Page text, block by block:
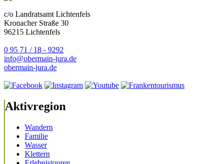
c/o Landratsamt Lichtenfels
Kronacher Straße 30
96215 Lichtenfels
0 95 71 / 18 - 9292
info@obermain-jura.de
obermain-jura.de
Aktivregion
Wandern
Familie
Wasser
Klettern